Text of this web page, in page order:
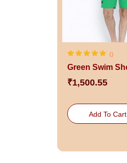
()
₹1,500.55
Add To Cart